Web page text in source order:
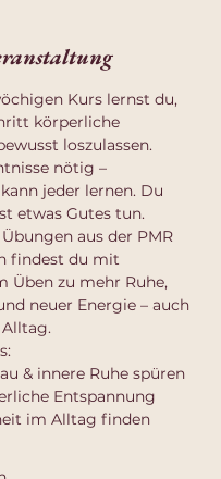
Kurs lernst du,
körperliche
loszulassen.
nötig –
jeder lernen. Du
etwas Gutes tun.
aus der PMR
findest du mit
Üben zu mehr Ruhe,
neuer Energie – auch
& innere Ruhe spüren
Entspannung
im Alltag finden